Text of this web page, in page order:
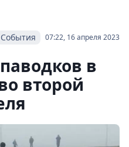
07:22, 16 апреля 2023
События
в
второй